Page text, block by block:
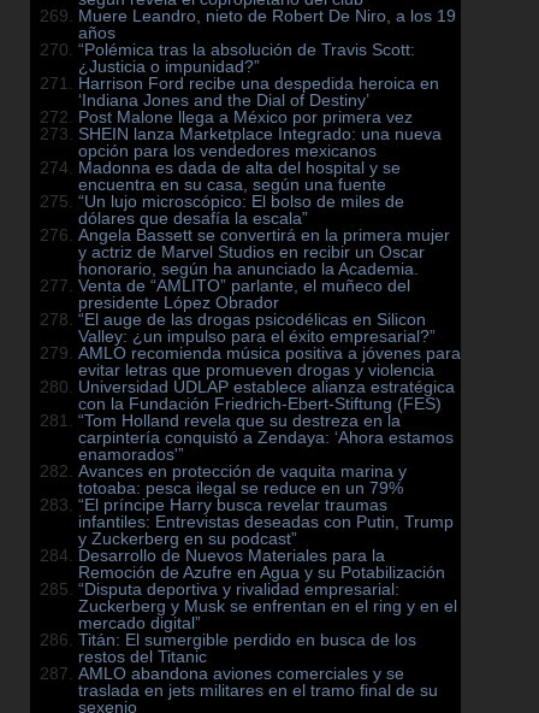
Muere Leandro, nieto de Robert De Niro, a los 19
años
“Polémica tras la absolución de Travis Scott:
¿Justicia o impunidad?”
Harrison Ford recibe una despedida heroica en
‘Indiana Jones and the Dial of Destiny’
Post Malone llega a México por primera vez
SHEIN lanza Marketplace Integrado: una nueva
opción para los vendedores mexicanos
Madonna es dada de alta del hospital y se
encuentra en su casa, según una fuente
“Un lujo microscópico: El bolso de miles de
dólares que desafía la escala”
Angela Bassett se convertirá en la primera mujer
y actriz de Marvel Studios en recibir un Oscar
honorario, según ha anunciado la Academia.
Venta de “AMLITO” parlante, el muñeco del
presidente López Obrador
“El auge de las drogas psicodélicas en Silicon
Valley: ¿un impulso para el éxito empresarial?”
AMLO recomienda música positiva a jóvenes para
evitar letras que promueven drogas y violencia
Universidad UDLAP establece alianza estratégica
con la Fundación Friedrich-Ebert-Stiftung (FES)
“Tom Holland revela que su destreza en la
carpintería conquistó a Zendaya: ‘Ahora estamos
enamorados'”
Avances en protección de vaquita marina y
totoaba: pesca ilegal se reduce en un 79%
“El príncipe Harry busca revelar traumas
infantiles: Entrevistas deseadas con Putin, Trump
y Zuckerberg en su podcast”
Desarrollo de Nuevos Materiales para la
Remoción de Azufre en Agua y su Potabilización
“Disputa deportiva y rivalidad empresarial:
Zuckerberg y Musk se enfrentan en el ring y en el
mercado digital”
Titán: El sumergible perdido en busca de los
restos del Titanic
AMLO abandona aviones comerciales y se
traslada en jets militares en el tramo final de su
sexenio